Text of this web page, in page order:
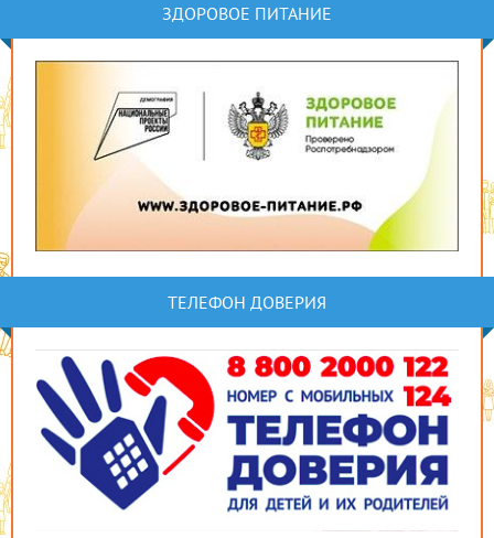
ЗДОРОВОЕ ПИТАНИЕ
ТЕЛЕФОН ДОВЕРИЯ